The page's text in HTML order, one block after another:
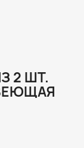
2 ШТ.